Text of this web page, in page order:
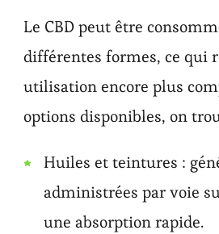
Le CBD peut être
différentes formes, ce qui
utilisation encore plus
options disponibles, on
Huiles et teintures :
administrées par voie
une absorption rapide.